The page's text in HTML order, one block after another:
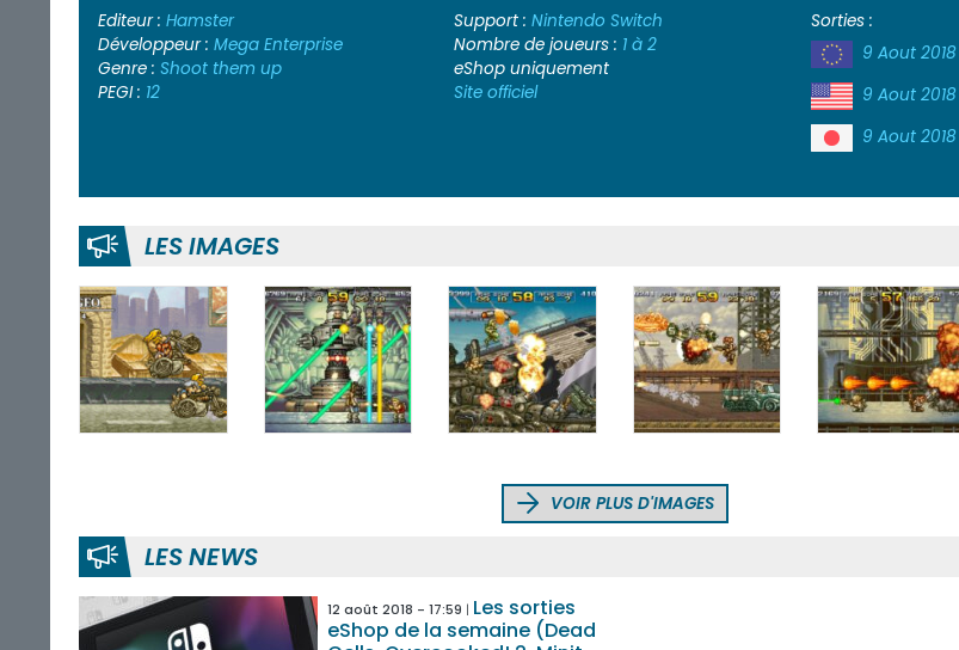
Editeur : Hamster
Développeur : Mega Enterprise
Genre : Shoot them up
PEGI : 12
Support :Nintendo Switch
Nombre de joueurs : 1 à 2
eShop uniquement
Site officiel
Sorties :
9 Aout 2018
9 Aout 2018
9 Aout 2018
LES IMAGES
VOIR PLUS D'IMAGES
LES NEWS
12 août 2018 - 17:59
Les sorties
eShop de la semaine (Dead